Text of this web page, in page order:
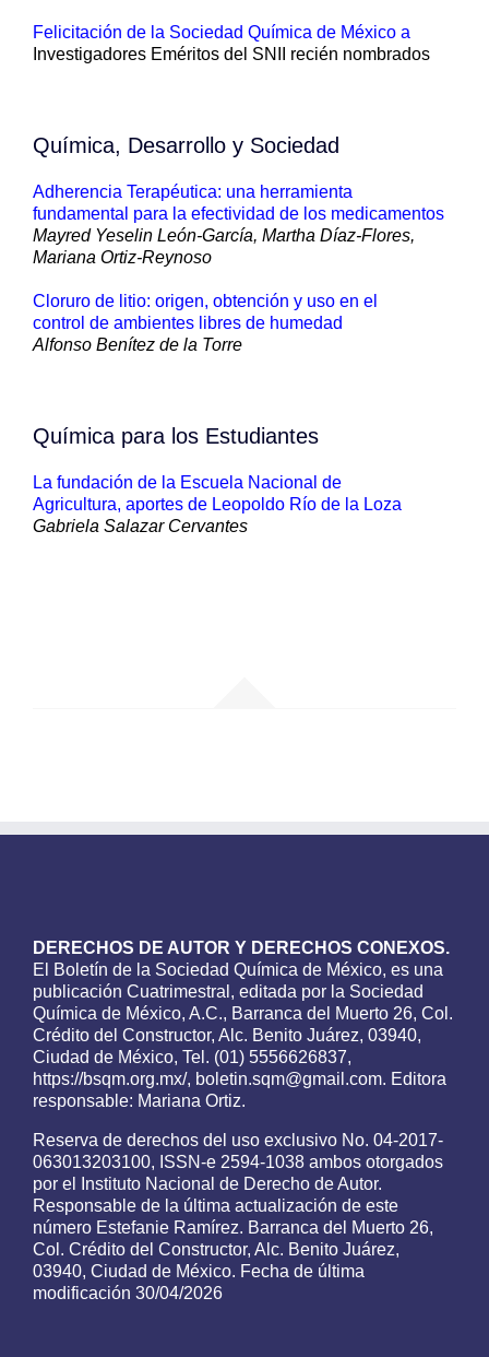
Felicitación de la Sociedad Química de México a
Investigadores Eméritos del SNII recién nombrados
Química, Desarrollo y Sociedad
Adherencia Terapéutica: una herramienta
fundamental para la efectividad de los medicamentos
Mayred Yeselin León-García, Martha Díaz-Flores,
Mariana Ortiz-Reynoso
Cloruro de litio: origen, obtención y uso en el
control de ambientes libres de humedad
Alfonso Benítez de la Torre
Química para los Estudiantes
La fundación de la Escuela Nacional de
Agricultura, aportes de Leopoldo Río de la Loza
Gabriela Salazar Cervantes
DERECHOS DE AUTOR Y DERECHOS CONEXOS.
El Boletín de la Sociedad Química de México, es una
publicación Cuatrimestral, editada por la Sociedad
Química de México, A.C., Barranca del Muerto 26, Col.
Crédito del Constructor, Alc. Benito Juárez, 03940,
Ciudad de México, Tel. (01) 5556626837,
https://bsqm.org.mx/, boletin.sqm@gmail.com. Editora
responsable: Mariana Ortiz.
Reserva de derechos del uso exclusivo No. 04-2017-
063013203100, ISSN-e 2594-1038 ambos otorgados
por el Instituto Nacional de Derecho de Autor.
Responsable de la última actualización de este
número Estefanie Ramírez. Barranca del Muerto 26,
Col. Crédito del Constructor, Alc. Benito Juárez,
03940, Ciudad de México. Fecha de última
modificación 30/04/2026